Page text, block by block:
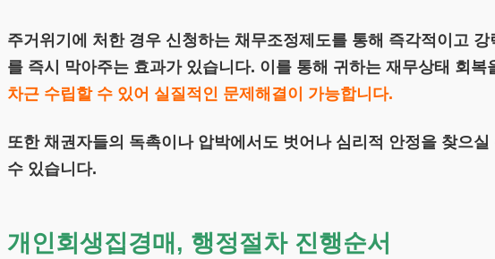
주거위기에 처한 경우 신청하는 채무조정제도를 통해 즉각적이고
를 즉시 막아주는 효과가 있습니다. 이를 통해 귀하는 재무상태 회
차근 수립할 수 있어 실질적인 문제해결이 가능합니다.
또한 채권자들의 독촉이나 압박에서도 벗어나 심리적 안정을 찾으
수 있습니다.
개인회생집경매, 행정절차 진행순서